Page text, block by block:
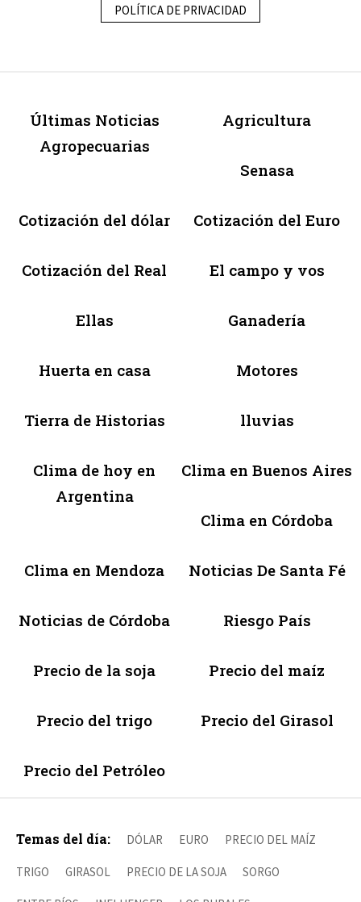
POLÍTICA DE PRIVACIDAD
Últimas Noticias
Agropecuarias
Agricultura
Senasa
Cotización del dólar Cotización del Euro
Cotización del Real El campo y vos
Ellas Ganadería
Huerta en casa Motores
Tierra de Historias lluvias
Clima de hoy en
Argentina
Clima en Buenos Aires
Clima en Córdoba
Clima en Mendoza Noticias De Santa Fé
Noticias de Córdoba Riesgo País
Precio de la soja Precio del maíz
Precio del trigo Precio del Girasol
Precio del Petróleo
Temas del día: DÓLAR EURO PRECIO DEL MAÍZ
TRIGO GIRASOL PRECIO DE LA SOJA SORGO